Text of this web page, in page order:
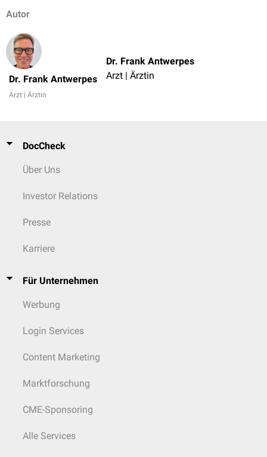
Autor
Dr. Frank Antwerpes
Arzt | Ärztin
Dr. Frank Antwerpes
Arzt | Ärztin
DocCheck
Über Uns
Investor Relations
Presse
Karriere
Für Unternehmen
Werbung
Login Services
Content Marketing
Marktforschung
CME-Sponsoring
Alle Services